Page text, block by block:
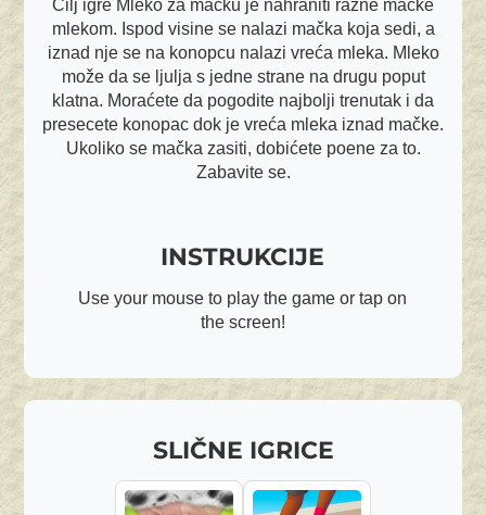
Cilj igre Mleko za mačku je nahraniti razne mačke
mlekom. Ispod visine se nalazi mačka koja sedi, a
iznad nje se na konopcu nalazi vreća mleka. Mleko
može da se ljulja s jedne strane na drugu poput
klatna. Moraćete da pogodite najbolji trenutak i da
presecete konopac dok je vreća mleka iznad mačke.
Ukoliko se mačka zasiti, dobićete poene za to.
Zabavite se.
INSTRUKCIJE
Use your mouse to play the game or tap on
the screen!
SLIČNE IGRICE